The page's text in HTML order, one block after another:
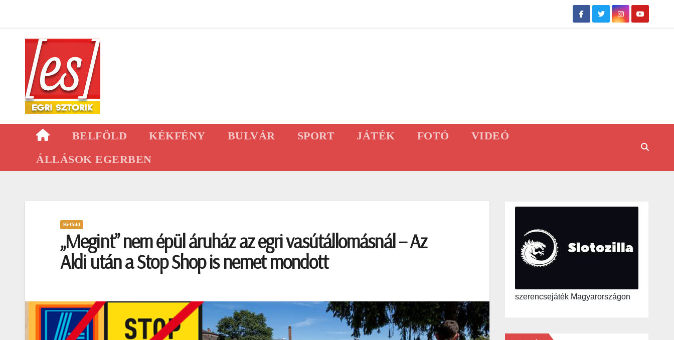
content
BELFÖLD KÉKFÉNY BULVÁR SPORT JÁTÉK FOTÓ
VIDEÓ
ÁLLÁSOK EGERBEN
Belföld
„Megint” nem épül áruház az egri vasútállomásnál – Az
Aldi után a Stop Shop is nemet mondott
szerencsejáték Magyarországon